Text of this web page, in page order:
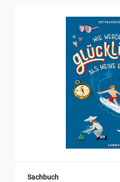
Sachbuch